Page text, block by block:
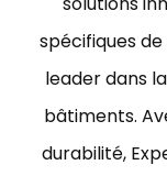
spécifiques
leader dans
bâtiments.
durabilité,